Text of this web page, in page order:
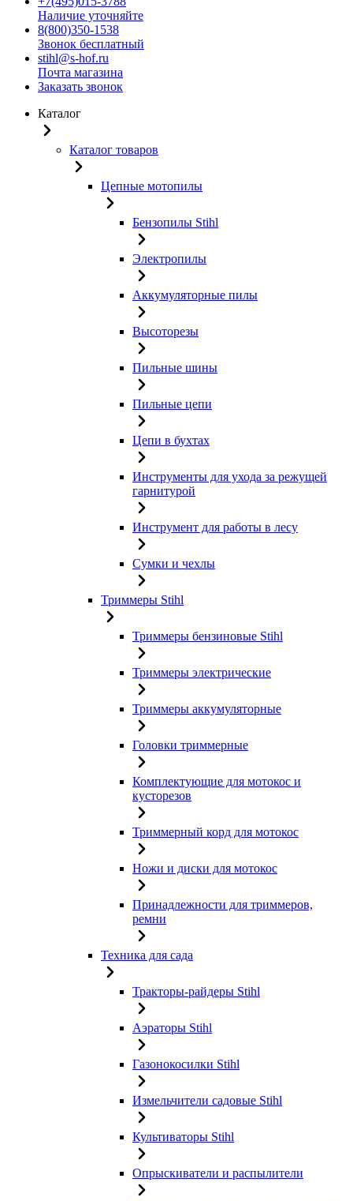
Наличие уточняйте
8(800)350-1538
Звонок бесплатный
stihl@s-hof.ru
Почта магазина
Заказать звонок
Каталог
Каталог товаров
Цепные мотопилы
Бензопилы Stihl
Электропилы
Аккумуляторные пилы
Высоторезы
Пильные шины
Пильные цепи
Цепи в бухтах
Инструменты для ухода за режущей
гарнитурой
Инструмент для работы в лесу
Сумки и чехлы
Триммеры Stihl
Триммеры бензиновые Stihl
Триммеры электрические
Триммеры аккумуляторные
Головки триммерные
Комплектующие для мотокос и
кусторезов
Триммерный корд для мотокос
Ножи и диски для мотокос
Принадлежности для триммеров,
ремни
Техника для сада
Тракторы-райдеры Stihl
Аэраторы Stihl
Газонокосилки Stihl
Измельчители садовые Stihl
Культиваторы Stihl
Опрыскиватели и распылители